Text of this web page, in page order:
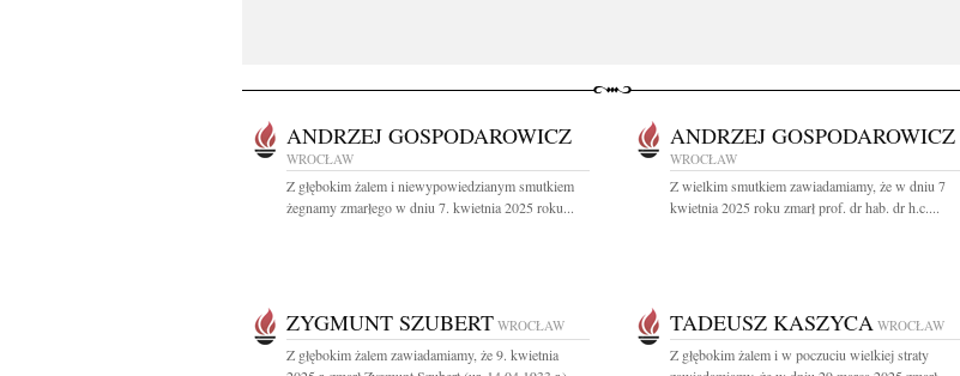
ANDRZEJ GOSPODAROWICZ
WROCŁAW
Z głębokim żalem i niewypowiedzianym smutkiem
żegnamy zmarłego w dniu 7. kwietnia 2025 roku...
ANDRZEJ GOSPODAROWICZ
WROCŁAW
Z wielkim smutkiem zawiadamiamy, że w dniu 7
kwietnia 2025 roku zmarł prof. dr hab. dr h.c....
ZYGMUNT SZUBERT WROCŁAW
Z głębokim żalem zawiadamiamy, że 9. kwietnia
TADEUSZ KASZYCA WROCŁAW
Z głębokim żalem i w poczuciu wielkiej straty